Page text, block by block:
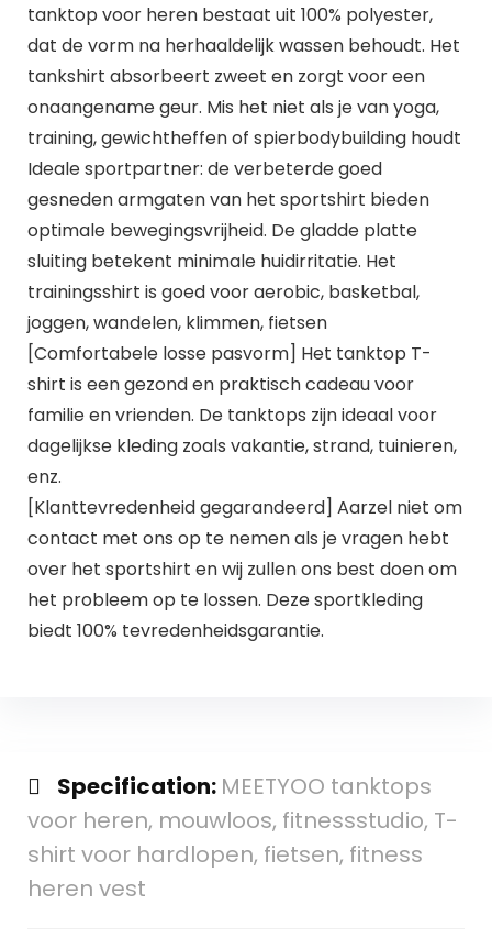
tanktop voor heren bestaat uit 100% polyester,
dat de vorm na herhaaldelijk wassen behoudt. Het
tankshirt absorbeert zweet en zorgt voor een
onaangename geur. Mis het niet als je van yoga,
training, gewichtheffen of spierbodybuilding houdt
Ideale sportpartner: de verbeterde goed
gesneden armgaten van het sportshirt bieden
optimale bewegingsvrijheid. De gladde platte
sluiting betekent minimale huidirritatie. Het
trainingsshirt is goed voor aerobic, basketbal,
joggen, wandelen, klimmen, fietsen
[Comfortabele losse pasvorm] Het tanktop T-
shirt is een gezond en praktisch cadeau voor
familie en vrienden. De tanktops zijn ideaal voor
dagelijkse kleding zoals vakantie, strand, tuinieren,
enz.
[Klanttevredenheid gegarandeerd] Aarzel niet om
contact met ons op te nemen als je vragen hebt
over het sportshirt en wij zullen ons best doen om
het probleem op te lossen. Deze sportkleding
biedt 100% tevredenheidsgarantie.
Specification: MEETYOO tanktops
voor heren, mouwloos, fitnessstudio, T-
shirt voor hardlopen, fietsen, fitness
heren vest